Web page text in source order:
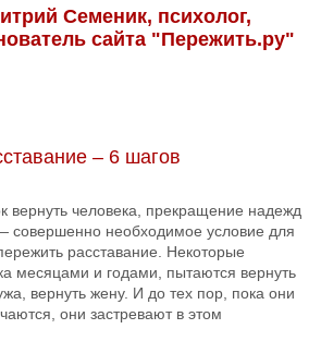
Семеник, психолог,
сайта "Пережить.ру"
– 6 шагов
вернуть человека, прекращение надежд
совершенно необходимое условие для
расставание. Некоторые
месяцами и годами, пытаются вернуть
вернуть жену. И до тех пор, пока они
они застревают в этом